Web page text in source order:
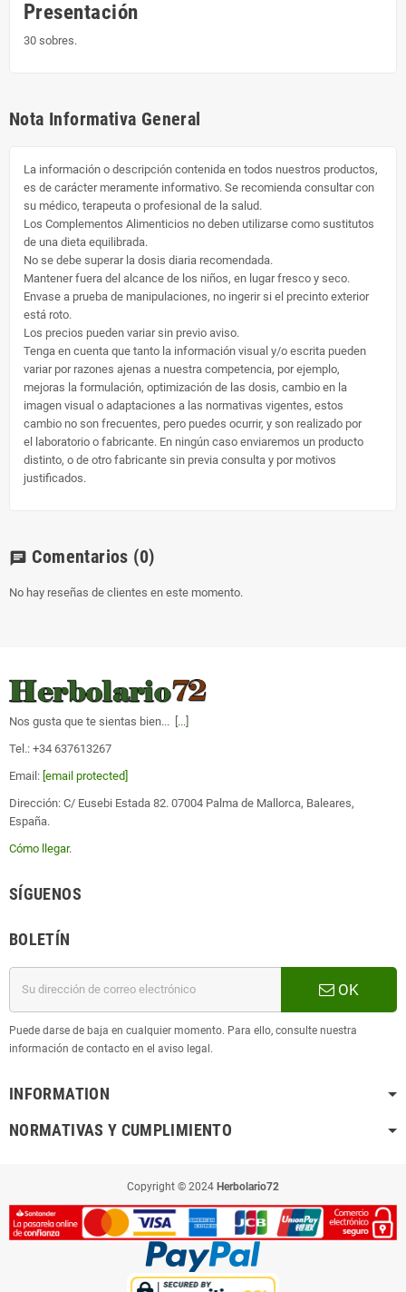
Presentación
30 sobres.
Nota Informativa General
La información o descripción contenida en todos nuestros productos,
es de carácter meramente informativo. Se recomienda consultar con
su médico, terapeuta o profesional de la salud.
Los Complementos Alimenticios no deben utilizarse como sustitutos
de una dieta equilibrada.
No se debe superar la dosis diaria recomendada.
Mantener fuera del alcance de los niños, en lugar fresco y seco.
Envase a prueba de manipulaciones, no ingerir si el precinto exterior
está roto.
Los precios pueden variar sin previo aviso.
Tenga en cuenta que tanto la información visual y/o escrita pueden
variar por razones ajenas a nuestra competencia, por ejemplo,
mejoras la formulación, optimización de las dosis, cambio en la
imagen visual o adaptaciones a las normativas vigentes, estos
cambio no son frecuentes, pero puedes ocurrir, y son realizado por
el laboratorio o fabricante. En ningún caso enviaremos un producto
distinto, o de otro fabricante sin previa consulta y por motivos
justificados.
chat Comentarios (0)
No hay reseñas de clientes en este momento.
Nos gusta que te sientas bien... [ ...
Tel.: +34 637613267
Email: [email protected]
Dirección: C/ Eusebi Estada 82. 07004 Palma de Mallorca, Baleares,
España.
Cómo llegar.
SÍGUENOS
BOLETÍN
OK
Puede darse de baja en cualquier momento. Para ello, consulte nuestra
información de contacto en el aviso legal.
INFORMATION
NORMATIVAS Y CUMPLIMIENTO
Copyright © 2024 Herbolario72